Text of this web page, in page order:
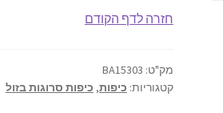
חזרה לדף הקודם
מק"ט: BA15303
קטגוריות: כיפות, כיפות סרוגות בזול